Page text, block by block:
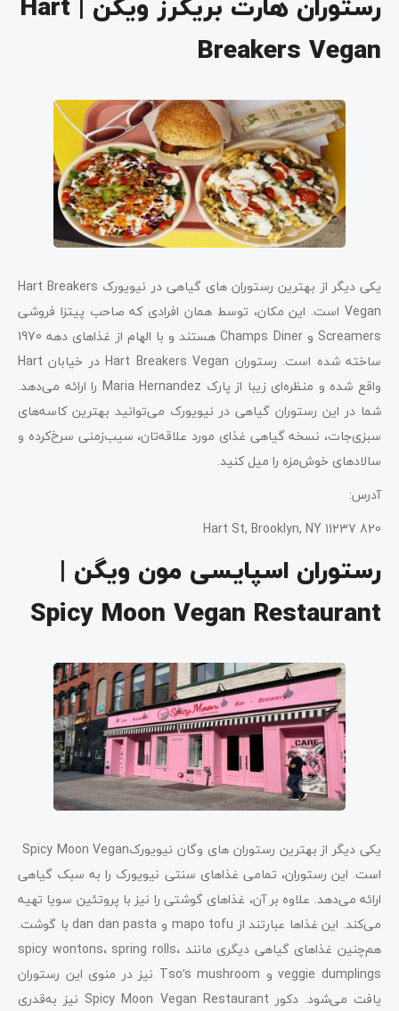
رستوران هارت بریکرز ویگن | Hart
Breakers Vegan
یکی دیگر از بهترین رستوران‌ های گیاهی در نیویورک Hart Breakers
Vegan است. این مکان، توسط همان افرادی که صاحب پیتزا فروشی
Screamers و Champs Diner هستند و با الهام از غذاهای دهه 1970
ساخته شده است. رستوران Hart Breakers Vegan در خیابان Hart
واقع شده و منظره‌ای زیبا از پارک Maria Hernandez را ارائه می‌دهد.
شما در این رستوران گیاهی در نیویورک می‌توانید بهترین کاسه‌های
سبزی‌جات، نسخه گیاهی غذای مورد علاقه‌تان، سیب‌زمنی سرخ‌کرده و
سالادهای خوش‌مزه را میل کنید.
آدرس:
820 Hart St, Brooklyn, NY 11237
رستوران اسپایسی مون ویگن |
Spicy Moon Vegan Restaurant
است. این رستوران، تمامی غذاهای سنتی نیویورک را به سبک گیاهی
ارائه می‌دهد. علاوه بر آن، غذاهای گوشتی را نیز با پروتئین سویا تهیه
می‌کند. این غذاها عبارتند از mapo tofu و dan dan pasta با گوشت.
هم‌چنین غذاهای گیاهی دیگری مانند spicy wontons، spring rolls،
veggie dumplings و Tso’s mushroom نیز در منوی این رستوران
یافت می‌شود. دکور Spicy Moon Vegan Restaurant نیز به‌قدری